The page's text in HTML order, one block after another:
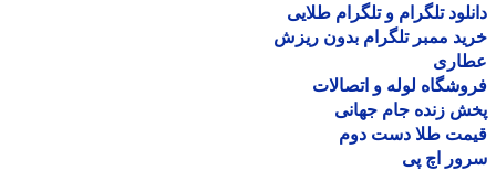
تلگرام و تلگرام طلایی
ممبر تلگرام بدون ریزش
لوله و اتصالات
زنده جام جهانی
طلا دست دوم
اچ پی